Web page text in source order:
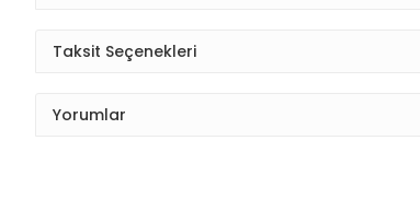
Taksit Seçenekleri
Yorumlar